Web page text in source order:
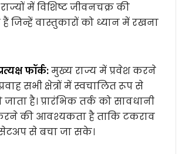
में विशिष्ट जीवनचक्र की
जिन्हें वास्तुकारों को ध्यान में रखना
फॉर्क:मुख्य राज्य में प्रवेश करने
सभी क्षेत्रों में स्वचालित रूप से
जाता है। प्रारंभिक तर्क को सावधानी
की आवश्यकता है ताकि टकराव
से बचा जा सके।